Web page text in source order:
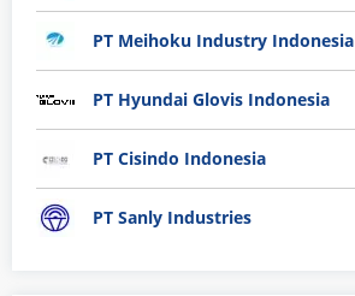
PT Meihoku Industry Indonesia
PT Hyundai Glovis Indonesia
PT Cisindo Indonesia
PT Sanly Industries